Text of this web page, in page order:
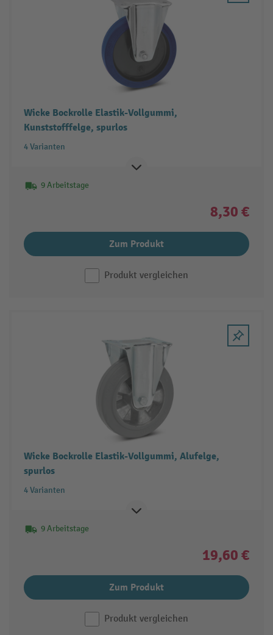
Wicke Bockrolle Elastik-Vollgummi,
Kunststofffelge, spurlos
4 Varianten
9 Arbeitstage
8,30 €
Zum Produkt
Produkt vergleichen
Wicke Bockrolle Elastik-Vollgummi, Alufelge,
spurlos
4 Varianten
9 Arbeitstage
19,60 €
Zum Produkt
Produkt vergleichen